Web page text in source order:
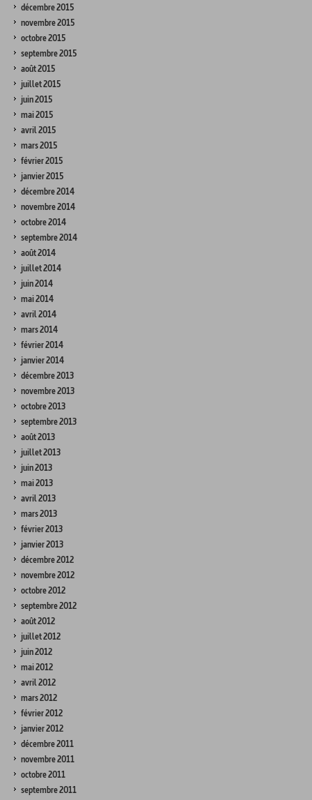
décembre 2015
novembre 2015
octobre 2015
septembre 2015
août 2015
juillet 2015
juin 2015
mai 2015
avril 2015
mars 2015
février 2015
janvier 2015
décembre 2014
novembre 2014
octobre 2014
septembre 2014
août 2014
juillet 2014
juin 2014
mai 2014
avril 2014
mars 2014
février 2014
janvier 2014
décembre 2013
novembre 2013
octobre 2013
septembre 2013
août 2013
juillet 2013
juin 2013
mai 2013
avril 2013
mars 2013
février 2013
janvier 2013
décembre 2012
novembre 2012
octobre 2012
septembre 2012
août 2012
juillet 2012
juin 2012
mai 2012
avril 2012
mars 2012
février 2012
janvier 2012
décembre 2011
novembre 2011
octobre 2011
septembre 2011